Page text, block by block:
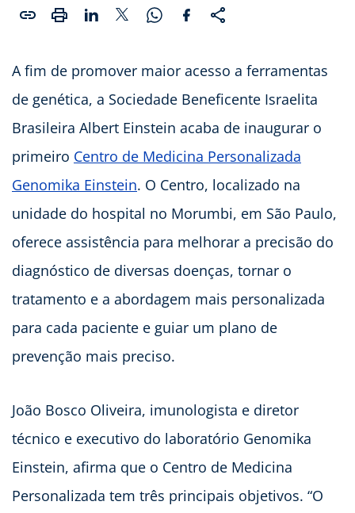
A fim de promover maior acesso a ferramentas
de genética, a Sociedade Beneficente Israelita
Brasileira Albert Einstein acaba de inaugurar o
primeiro Centro de Medicina Personalizada
Genomika Einstein. O Centro, localizado na
unidade do hospital no Morumbi, em São Paulo,
oferece assistência para melhorar a precisão do
diagnóstico de diversas doenças, tornar o
tratamento e a abordagem mais personalizada
para cada paciente e guiar um plano de
prevenção mais preciso.
João Bosco Oliveira, imunologista e diretor
técnico e executivo do laboratório Genomika
Einstein, afirma que o Centro de Medicina
Personalizada tem três principais objetivos. “O